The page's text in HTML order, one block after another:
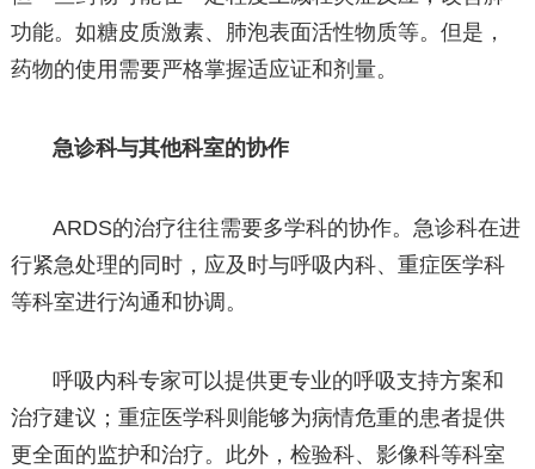
功能。如糖皮质激素、肺泡表面活性物质等。但是，
药物的使用需要严格掌握适应证和剂量。
急诊科与其他科室的协作
ARDS的治疗往往需要多学科的协作。急诊科在进
行紧急处理的同时，应及时与呼吸内科、重症医学科
等科室进行沟通和协调。
呼吸内科专家可以提供更专业的呼吸支持方案和
治疗建议；重症医学科则能够为病情危重的患者提供
更全面的监护和治疗。此外，检验科、影像科等科室